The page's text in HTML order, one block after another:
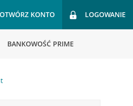
OTWÓRZ KONTO LOGOWANIE
BANKOWOŚĆ PRIME